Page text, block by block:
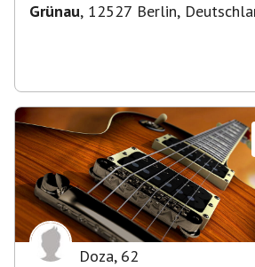
Grünau, 12527 Berlin,
Doza, 62